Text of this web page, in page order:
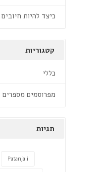
כיצד להיות
קטגוריות
כללי
מפרוסמים מספרים
תגיות
Patanjali